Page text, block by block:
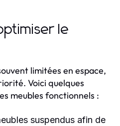
le
limitées en espace,
Voici quelques
meubles fonctionnels :
suspendus afin de